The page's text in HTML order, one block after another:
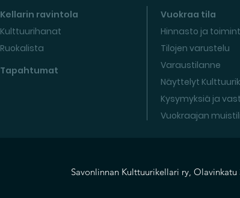
Kellarin ravintola
Kulttuurihanat
Ruokalista
Tapahtumat
Vuokraa tila
Hinnasto ja
Tilojen varustelu
Varaustilanne
Näyttelyt
Kysymyksiä ja
Vuokraajan
Savonlinnan Kulttuurikellari ry, Olavinkatu